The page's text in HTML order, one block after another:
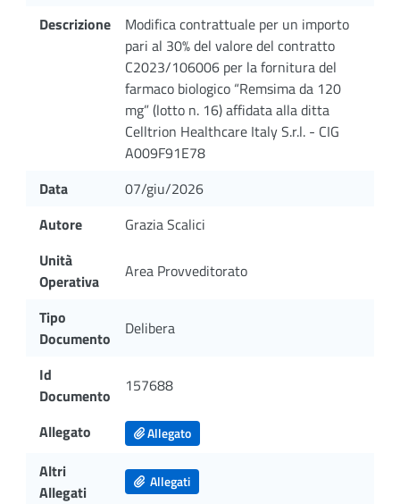
Descrizione
Modifica contrattuale per un importo
pari al 30% del valore del contratto
C2023/106006 per la fornitura del
farmaco biologico “Remsima da 120
mg” (lotto n. 16) affidata alla ditta
Celltrion Healthcare Italy S.r.l. - CIG
A009F91E78
Data
07/giu/2026
Autore
Grazia Scalici
Unità
Operativa
Area Provveditorato
Tipo
Documento
Delibera
Id
Documento
157688
Allegato Allegato
Altri
Allegati
Allegati